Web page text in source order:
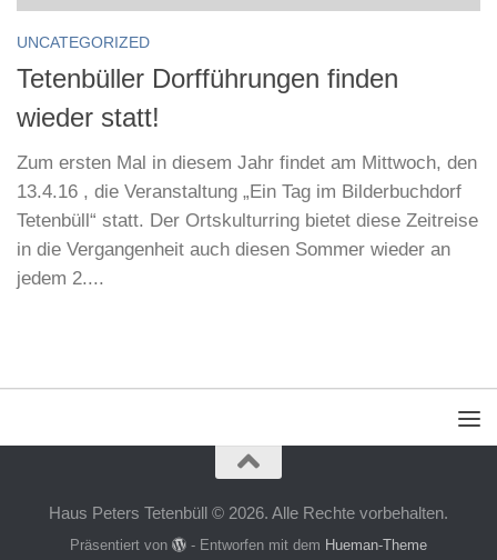
UNCATEGORIZED
Tetenbüller Dorfführungen finden
wieder statt!
Zum ersten Mal in diesem Jahr findet am Mittwoch, den
13.4.16 , die Veranstaltung „Ein Tag im Bilderbuchdorf
Tetenbüll“ statt. Der Ortskulturring bietet diese Zeitreise
in die Vergangenheit auch diesen Sommer wieder an
jedem 2....
Haus Peters Tetenbüll © 2026. Alle Rechte vorbehalten.
Präsentiert von - Entworfen mit dem Hueman-Theme